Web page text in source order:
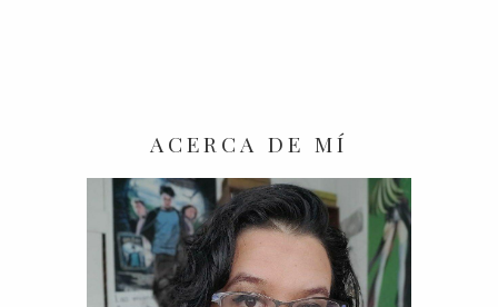
ACERCA DE MÍ